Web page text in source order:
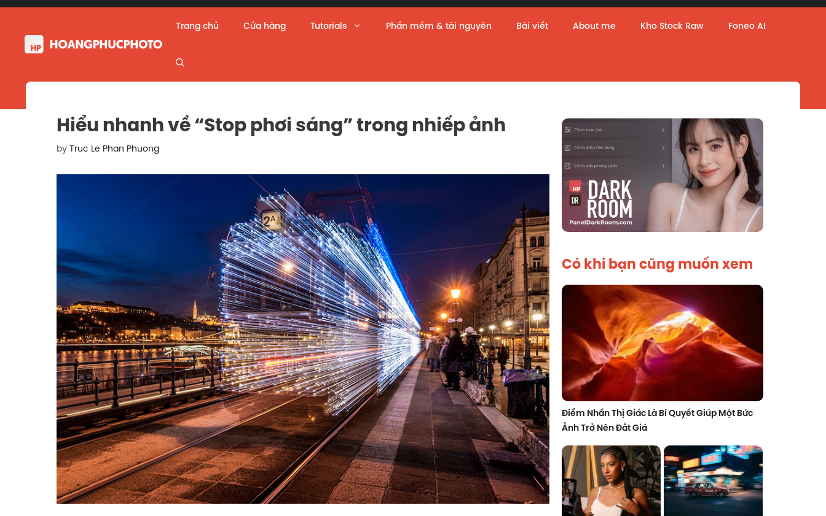
Skip
content
Trang chủ Cửa hàng Tutorials Phần mềm & tài nguyên Bài viết About me Kho Stock Raw Foneo AI
Hiểu nhanh về “Stop phơi sáng” trong nhiếp ảnh
by Truc Le Phan Phuong
Có khi bạn cũng muốn xem
Điểm Nhấn Thị Giác Là Bí Quyết Giúp Một Bức
Ảnh Trở Nên Đắt Giá